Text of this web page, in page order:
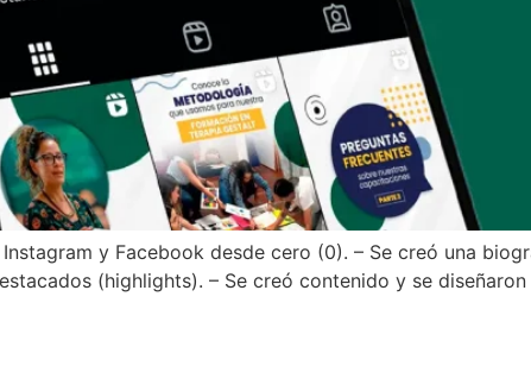
y Facebook desde cero (0). – Se creó una
(highlights). – Se creó contenido y se